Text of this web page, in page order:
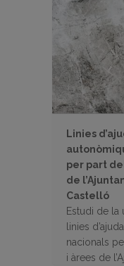
Linies
per part
de
Castelló
Estudi de la
linies
nacionals
i àrees de